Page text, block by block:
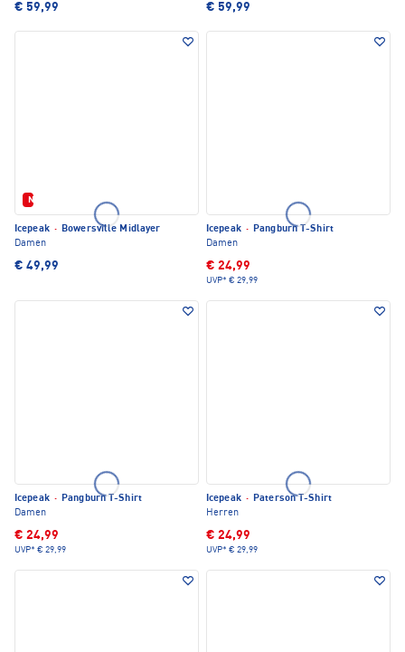
€ 59,99 € 59,99
Neu
Icepeak · Bowersville Midlayer
Damen
€ 49,99
Icepeak · Pangburn T-Shirt
Damen
€ 24,99
UVP* € 29,99
Icepeak · Pangburn T-Shirt
Damen
€ 24,99
UVP* € 29,99
Icepeak · Paterson T-Shirt
Herren
€ 24,99
UVP* € 29,99